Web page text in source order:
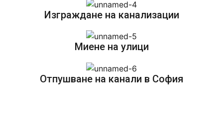
Изграждане на канализации
Миене на улици
Отпушване на канали в София